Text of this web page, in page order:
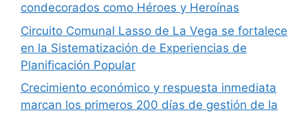
condecorados como Héroes y Heroínas
Circuito Comunal Lasso de La Vega se fortalece
en la Sistematización de Experiencias de
Planificación Popular
Crecimiento económico y respuesta inmediata
marcan los primeros 200 días de gestión de la